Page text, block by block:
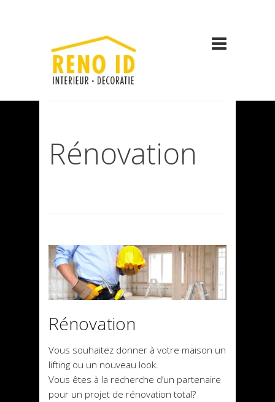
Rénovation
Rénovation
Vous souhaitez donner à votre maison un
lifting ou un nouveau look.
Vous êtes à la recherche d’un partenaire
pour un projet de rénovation total?